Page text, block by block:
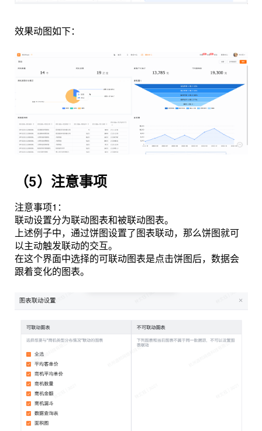
效果动图如下：
（5）注意事项
注意事项1：
联动设置分为联动图表和被联动图表。
上述例子中，通过饼图设置了图表联动，那么饼图就可
以主动触发联动的交互。
在这个界面中选择的可联动图表是点击饼图后，数据会
跟着变化的图表。